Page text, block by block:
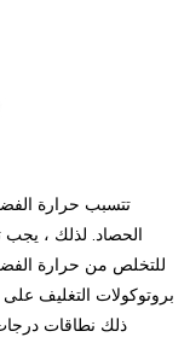
تتسبب حرارة
الحصاد. لذلك ، يجب
بروتوكولات التغليف
ذلك نطاقات